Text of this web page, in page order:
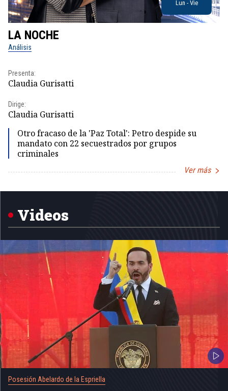
Lun - Vie
LA NOCHE
Análisis
Presenta:
Claudia Gurisatti
Dirige:
Claudia Gurisatti
Otro fracaso de la 'Paz Total': Petro despide su
mandato con 22 secuestrados por grupos
criminales
Ver más
1
Videos
Posesión Abelardo de la Espriella